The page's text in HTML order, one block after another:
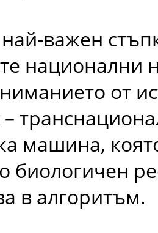
важен
национални
от
машина,
биологичен
в алгоритъм.